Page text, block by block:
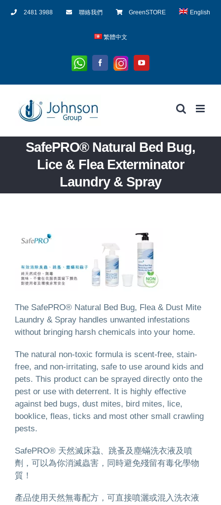
2481 3988 聯絡我們 GreenSTORE English
繁體中文
Whatsapp
Facebook
Instagram
YouTube
SafePRO® Natural Bed Bug,
Lice & Flea Exterminator
Laundry & Spray
The SafePRO® Natural Bed Bug, Flea & Dust Mite
Laundry & Spray handles unwanted infestations
without bringing harsh chemicals into your home.
The natural non-toxic formula is scent-free, stain-
free, and non-irritating, safe to use around kids and
pets. This product can be sprayed directly onto the
pest or use with deterrent. It is highly effective
against bed bugs, dust mites, bird mites, lice,
booklice, fleas, ticks and most other small crawling
pests.
SafePRO® 天然滅床蝨、跳蚤及塵蟎洗衣液及噴
劑，可以為你消滅蟲害，同時避免殘留有毒化學物
質！
產品使用天然無毒配方，可直接噴灑或混入洗衣液